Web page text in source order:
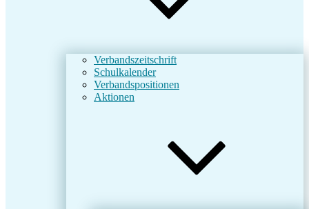
Verbandszeitschrift
Schulkalender
Verbandspositionen
Aktionen